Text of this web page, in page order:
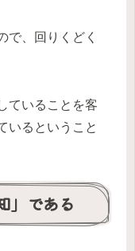
で、回りくどく
ていることを客
いるということ
」である